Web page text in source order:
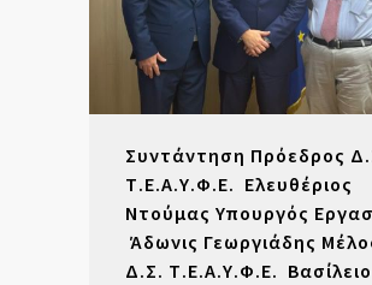
Συντάντηση Πρόεδρος
Τ.Ε.Α.Υ.Φ.Ε. Ελευθέριος
Ντούμας Υπουργός
Άδωνις Γεωργιάδης
Δ.Σ. Τ.Ε.Α.Υ.Φ.Ε.